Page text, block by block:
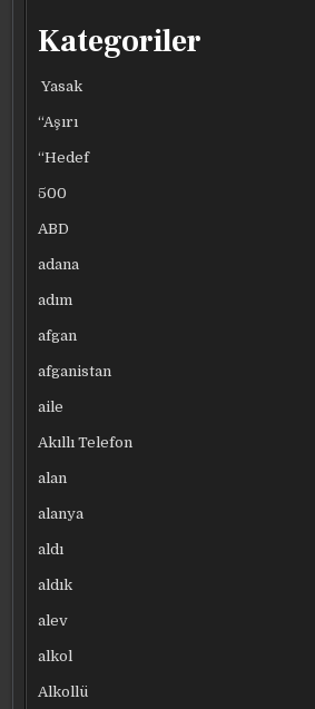
Kategoriler
Yasak
“Aşırı
“Hedef
500
ABD
adana
adım
afgan
afganistan
aile
Akıllı Telefon
alan
alanya
aldı
aldık
alev
alkol
Alkollü